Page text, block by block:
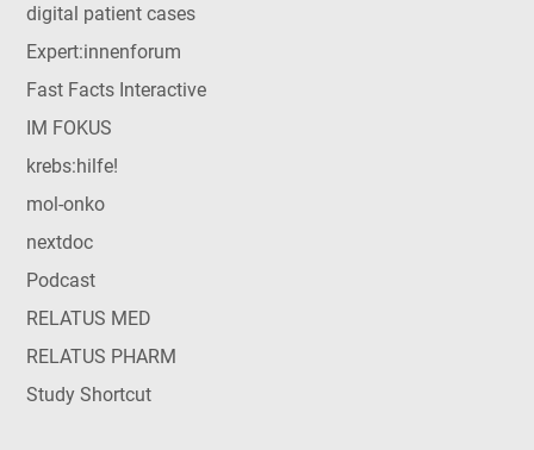
digital patient cases
Expert:innenforum
Fast Facts Interactive
IM FOKUS
krebs:hilfe!
mol-onko
nextdoc
Podcast
RELATUS MED
RELATUS PHARM
Study Shortcut